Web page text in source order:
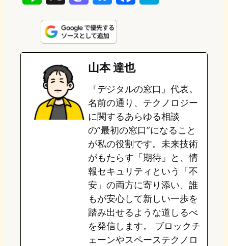
n
e
s
t
o
o
n
u
e
s
k
e
b
o
o
k
e
a
山本 達也
『デジタルの窓口』代表。
名前の通り、テクノロジー
に関するあらゆる相談
の”最初の窓口”になること
が私の役割です。未来技術
がもたらす「期待」と、情
報セキュリティという「不
安」の両方に寄り添い、誰
もが安心して新しい一歩を
踏み出せるような道しるべ
を発信します。 ブロックチ
ェーンやスペーステクノロ